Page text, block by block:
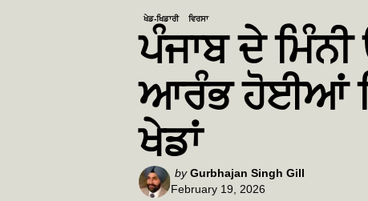
ਖੇਡ-ਖਿਡਾਰੀ ਵਿਰਸਾ
ਪੰਜਾਬ ਦੇ
ਆਰੰਭ ਹੋਈਆਂ
ਖੇਡਾਂ
Posted
by
by Gurbhajan Singh Gill
February 19, 2026